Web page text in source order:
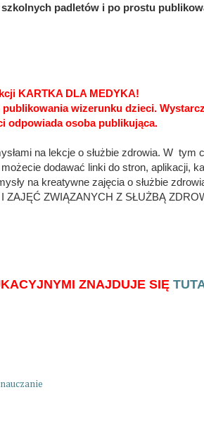
padletów i po prostu
KARTKA DLA MEDYKA!
wizerunku dzieci.
odpowiada osoba publikująca.
na lekcje o służbie zdrowia. W  tym
dodawać linki do stron, aplikacji,
na kreatywne zajęcia o służbie
ZAJĘĆ ZWIĄZANYCH Z SŁUŻBĄ
ZNAJDUJE SIĘ